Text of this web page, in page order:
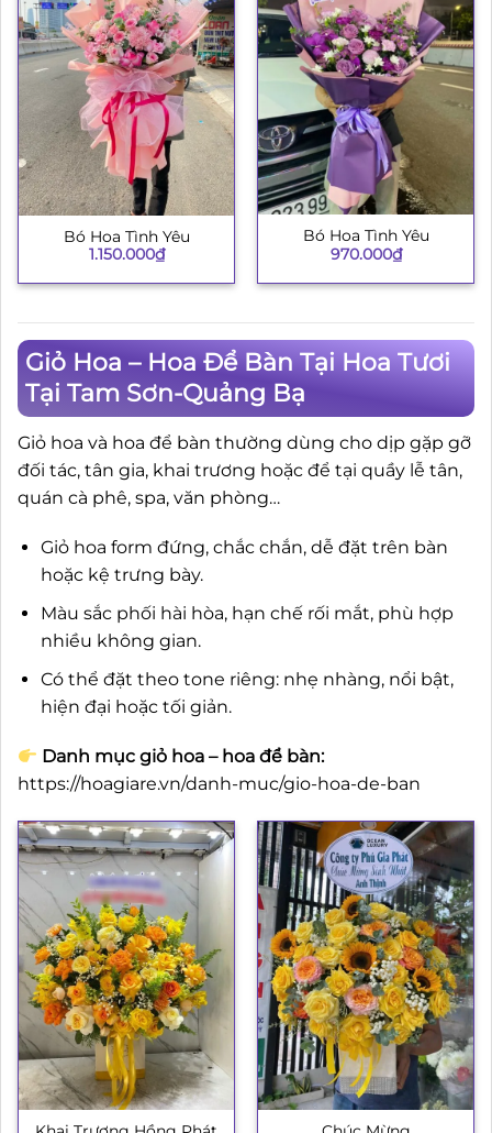
Bó Hoa Tình Yêu
1.150.000₫
Bó Hoa Tình Yêu
970.000₫
Giỏ Hoa – Hoa Để Bàn Tại Hoa Tươi
Tại Tam Sơn-Quảng Bạ
Giỏ hoa và hoa để bàn thường dùng cho dịp gặp gỡ
đối tác, tân gia, khai trương hoặc để tại quầy lễ tân,
quán cà phê, spa, văn phòng…
Giỏ hoa form đứng, chắc chắn, dễ đặt trên bàn
hoặc kệ trưng bày.
Màu sắc phối hài hòa, hạn chế rối mắt, phù hợp
nhiều không gian.
Có thể đặt theo tone riêng: nhẹ nhàng, nổi bật,
hiện đại hoặc tối giản.
Danh mục giỏ hoa – hoa để bàn:
https://hoagiare.vn/danh-muc/gio-hoa-de-ban